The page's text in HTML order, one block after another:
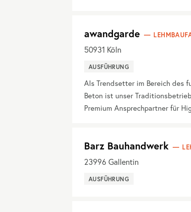
awandgarde
50931 Köln
AUSFÜHRUNG
Als Trendsetter im Bereich des
Beton ist unser
Premium Ansprechpartner für
Barz Bauhandwerk
23996 Gallentin
AUSFÜHRUNG